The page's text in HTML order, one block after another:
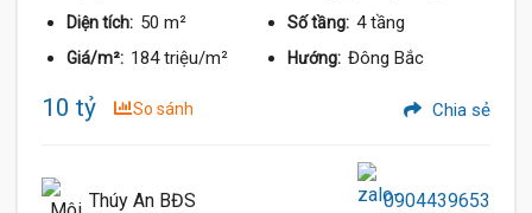
Diện tích: 50 m² Số tầng: 4 tầng
Giá/m²: 184 triệu/m² Hướng: Đông Bắc
10 tỷ So sánh Chia sẻ
Thúy An BĐS 0904439653